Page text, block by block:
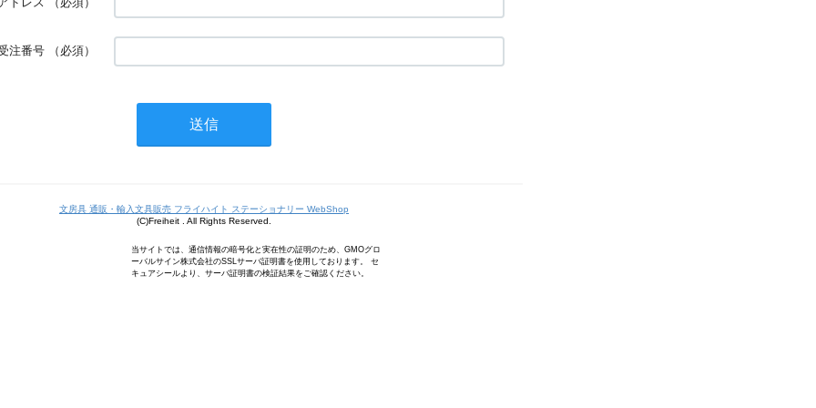
注番号 （必須）
文房具 通販・輸入文具販売 フライハイト ステーショナリー WebShop
(C)Freiheit . All Rights Reserved.
当サイトでは、通信情報の暗号化と実在性の証明のため、GMOグロ
ーバルサイン株式会社のSSLサーバ証明書を使用しております。 セ
キュアシールより、サーバ証明書の検証結果をご確認ください。